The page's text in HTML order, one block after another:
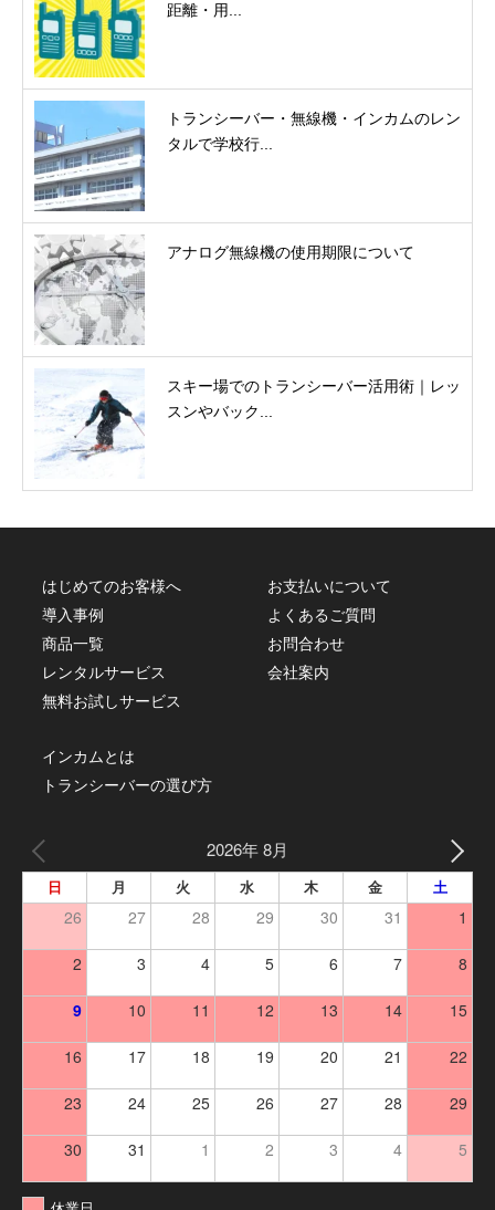
距離・用...
トランシーバー・無線機・インカムのレン
タルで学校行...
アナログ無線機の使用期限について
スキー場でのトランシーバー活用術｜レッ
スンやバック...
はじめてのお客様へ
導入事例
商品一覧
レンタルサービス
無料お試しサービス
お支払いについて
よくあるご質問
お問合わせ
会社案内
インカムとは
トランシーバーの選び方
2026年 8月
日 月 火 水 木 金 土
26 27 28 29 30 31 1
2 3 4 5 6 7 8
9 10 11 12 13 14 15
16 17 18 19 20 21 22
23 24 25 26 27 28 29
30 31 1 2 3 4 5